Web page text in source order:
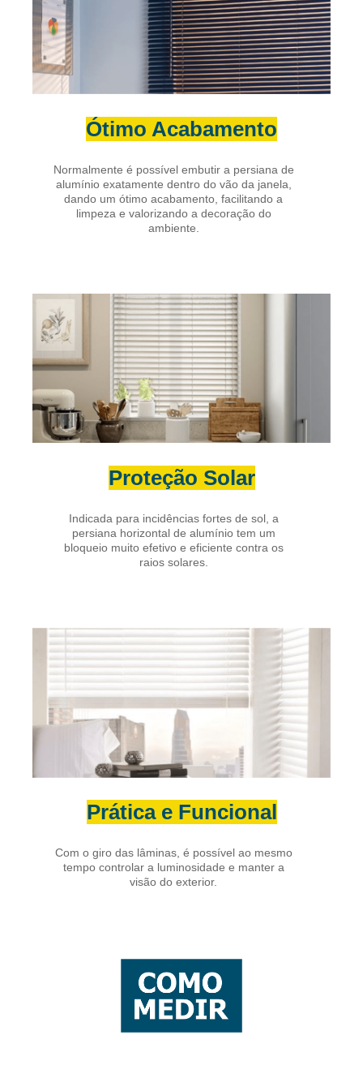
Ótimo Acabamento
Normalmente é possível embutir a persiana de
alumínio exatamente dentro do vão da janela,
dando um ótimo acabamento, facilitando a
limpeza e valorizando a decoração do
ambiente.
Proteção Solar
Indicada para incidências fortes de sol, a
persiana horizontal de alumínio tem um
bloqueio muito efetivo e eficiente contra os
raios solares.
Prática e Funcional
Com o giro das lâminas, é possível ao mesmo
tempo controlar a luminosidade e manter a
visão do exterior.